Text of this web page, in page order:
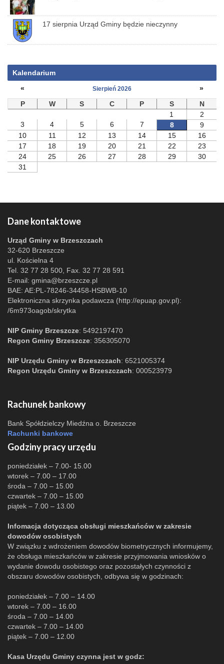
17 sierpnia Urząd Gminy będzie nieczynny
Kalendarium
«
Sierpień 2026
»
P
W S C P S
N
1
2
3
4 5 6 7 8
9
10
11 12 13 14 15
16
17
18 19 20 21 22
23
24
25 26 27 28 29
30
31
Dane kontaktowe
Urząd Gminy w Brzeszczach
32-620 Brzeszcze
ul. Kościelna 4
Tel. 32 77 28 500, Fax. 32 77 28 591
E-mail: gmina@brzeszcze.pl
BAE: AE:PL-78246-34458-HSBWB-10
Elektroniczna skrzynka podawcza (http://epuap.gov.pl):
/6m973oagob/skrytka
NIP Gminy Brzeszcze: 5492197470
Regon Gminy Brzeszcze: 356305070
NIP Urzędu Gminy w Brzeszczach: 6521005374
Regon Urzędu Gminy w Brzeszczach: 000523979
Rachunek bankowy
Bank Spółdzielczy Miedźna o. Brzeszcze
Rachunki bankowe
Godziny pracy urzędu
poniedziałek – 7.00- 15.00
wtorek – 7.00 – 17.00
środa – 7.00 – 15.00
czwartek – 7.00 – 15.00
piątek – 7.00 – 13.00
Infomacja dotycząca obsługi mieszkańców w zakresie
dowodów osobistych
W związku z wdrożeniem dowodów biometrycznych informujemy,
że obsługa mieszkańców w zakresie przyjmowania wniosków o
wydanie dowodu osobistego oraz pozostałych czynności z
obszaru dowodów osobistych, odbywa się w godzinach:
poniedziałek – 7.00 – 14.00
wtorek – 7.00 – 16.00
środa – 7.00 – 14.00
czwartek – 7.00 – 14.00
piątek – 7.00 – 12.00
Kasa Urzędu Gminy czynna jest w godz: